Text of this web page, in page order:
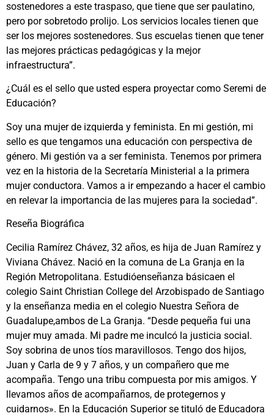
sostenedores a este traspaso, que tiene que ser paulatino,
pero por sobretodo prolijo. Los servicios locales tienen que
ser los mejores sostenedores. Sus escuelas tienen que tener
las mejores prácticas pedagógicas y la mejor
infraestructura”.
¿Cuál es el sello que usted espera proyectar como Seremi de
Educación?
Soy una mujer de izquierda y feminista. En mi gestión, mi
sello es que tengamos una educación con perspectiva de
género. Mi gestión va a ser feminista. Tenemos por primera
vez en la historia de la Secretaría Ministerial a la primera
mujer conductora. Vamos a ir empezando a hacer el cambio
en relevar la importancia de las mujeres para la sociedad”.
Reseña Biográfica
Cecilia Ramírez Chávez, 32 años, es hija de Juan Ramírez y
Viviana Chávez. Nació en la comuna de La Granja en la
Región Metropolitana. Estudióenseñanza básicaen el
colegio Saint Christian College del Arzobispado de Santiago
y la enseñanza media en el colegio Nuestra Señora de
Guadalupe,ambos de La Granja. “Desde pequeña fui una
mujer muy amada. Mi padre me inculcó la justicia social.
Soy sobrina de unos tíos maravillosos. Tengo dos hijos,
Juan y Carla de 9 y 7 años, y un compañero que me
acompaña. Tengo una tribu compuesta por mis amigos. Y
llevamos años de acompañarnos, de protegernos y
cuidarnos». En la Educación Superior se tituló de Educadora